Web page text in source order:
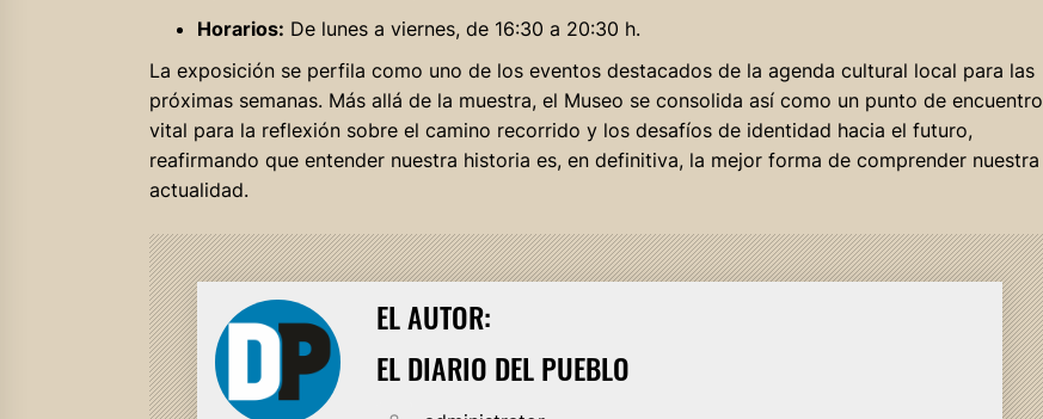
Horarios: De lunes a viernes, de 16:30 a 20:30 h.
La exposición se perfila como uno de los eventos destacados de la agenda cultural local para las
próximas semanas. Más allá de la muestra, el Museo se consolida así como un punto de encuentro
vital para la reflexión sobre el camino recorrido y los desafíos de identidad hacia el futuro,
reafirmando que entender nuestra historia es, en definitiva, la mejor forma de comprender nuestra
actualidad.
EL AUTOR:
EL DIARIO DEL PUEBLO